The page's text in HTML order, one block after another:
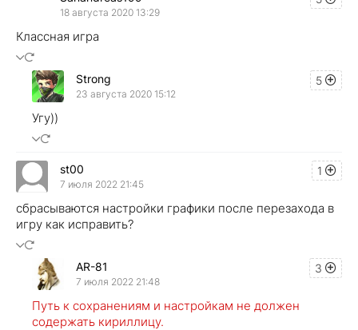
18 августа 2020 13:29
Классная игра
5
Strong
23 августа 2020 15:12
Угу))
1
st00
7 июля 2022 21:45
сбрасываются настройки графики после перезахода в
игру как исправить?
3
AR-81
7 июля 2022 21:48
Путь к сохранениям и настройкам не должен
содержать кириллицу.